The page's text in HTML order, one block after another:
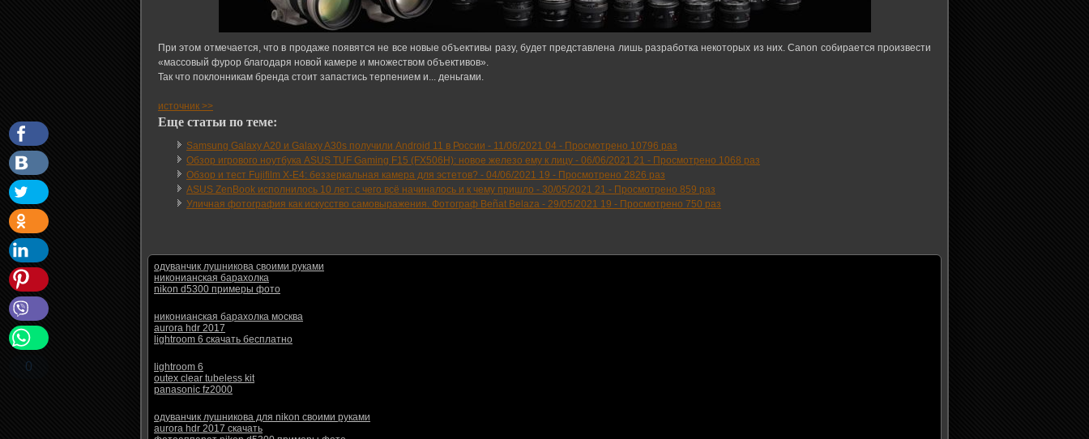
При этом отмечается, что в продаже появятся не все новые объективы разу, будет представлена лишь разработка некоторых из них. Canon собирается произвести
«массовый фурор благодаря новой камере и множеством объективов».
Так что поклонникам бренда стоит запастись терпением и... деньгами.
источник >>
0
Еще статьи по теме:
Samsung Galaxy A20 и Galaxy A30s получили Android 11 в России - 11/06/2021 04 - Просмотрено 10796 раз
Обзор игрового ноутбука ASUS TUF Gaming F15 (FX506H): новое железо ему к лицу - 06/06/2021 21 - Просмотрено 1068 раз
Обзор и тест Fujifilm X-E4: беззеркальная камера для эстетов? - 04/06/2021 19 - Просмотрено 2826 раз
ASUS ZenBook исполнилось 10 лет: с чего всё начиналось и к чему пришло - 30/05/2021 21 - Просмотрено 859 раз
Уличная фотография как искусство самовыражения. Фотограф Beñat Belaza - 29/05/2021 19 - Просмотрено 750 раз
одуванчик лушникова своими руками
никонианская барахолка
nikon d5300 примеры фото
никонианская барахолка москва
aurora hdr 2017
lightroom 6 скачать бесплатно
lightroom 6
outex clear tubeless kit
panasonic fz2000
одуванчик лушникова для nikon своими руками
aurora hdr 2017 скачать